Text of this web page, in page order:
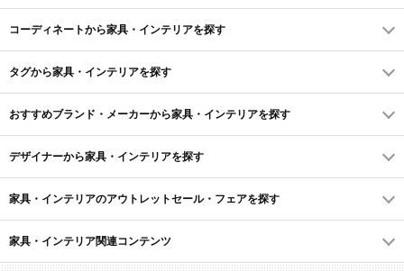
コーディネートから家具・インテリアを探す
タグから家具・インテリアを探す
おすすめブランド・メーカーから家具・インテリアを探す
デザイナーから家具・インテリアを探す
家具・インテリアのアウトレットセール・フェアを探す
家具・インテリア関連コンテンツ